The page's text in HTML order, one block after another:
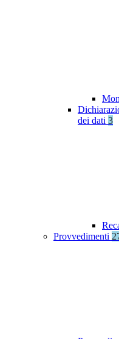
dei dati 3
Provvedimenti